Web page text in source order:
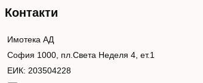
Контакти
Имотека АД
София 1000, пл.Света Неделя 4, ет.1
ЕИК: 203504228